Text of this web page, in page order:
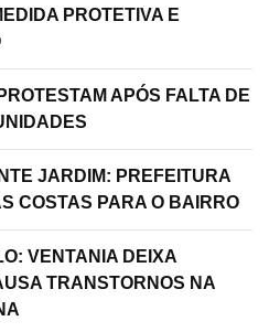
PROTETIVA E
APÓS FALTA DE
JARDIM: PREFEITURA
COSTAS PARA O BAIRRO
VENTANIA DEIXA
TRANSTORNOS NA